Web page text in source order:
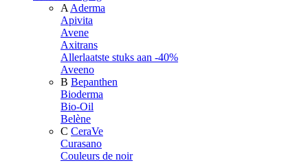
A Aderma
Apivita
Avene
Axitrans
Allerlaatste stuks aan -40%
Aveeno
B Bepanthen
Bioderma
Bio-Oil
Belène
C CeraVe
Curasano
Couleurs de noir